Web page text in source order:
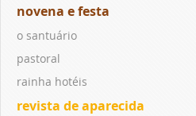
novena e festa
o santuário
pastoral
rainha hotéis
revista de aparecida